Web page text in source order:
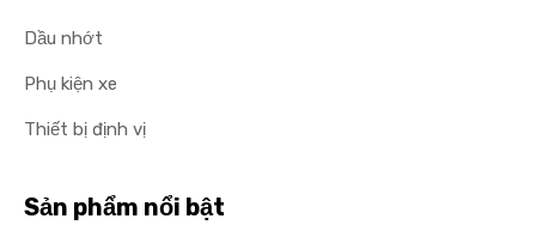
Dầu nhớt
Phụ kiện xe
Thiết bị định vị
Sản phẩm nổi bật